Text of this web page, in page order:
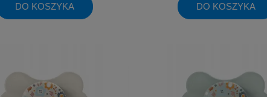
DO KOSZYKA DO KOSZYKA